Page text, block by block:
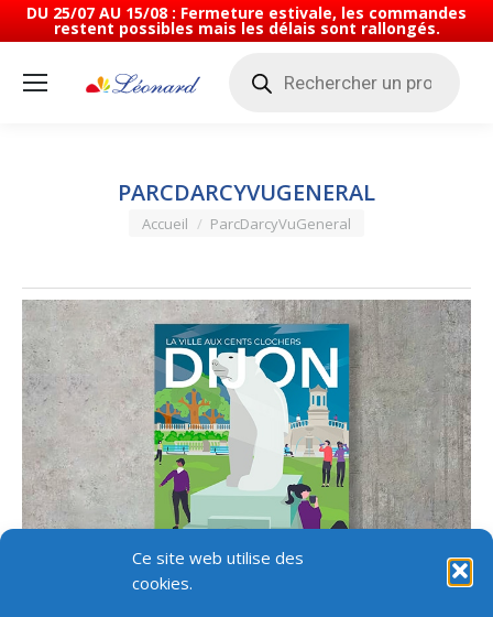
DU 25/07 AU 15/08 : Fermeture estivale, les commandes
restent possibles mais les délais sont rallongés.
Ce site web utilise des
cookies.
produits
PARCDARCYVUGENERAL
Vous êtes ici :
Accueil ParcDarcyVuGeneral